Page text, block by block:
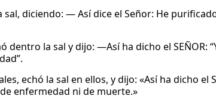
sal, diciendo: — Así dice el Señor: He
dentro la sal y dijo: —Así ha dicho el SEÑOR:
echó la sal en ellos, y dijo: «Así ha dicho el
enfermedad ni de muerte.»